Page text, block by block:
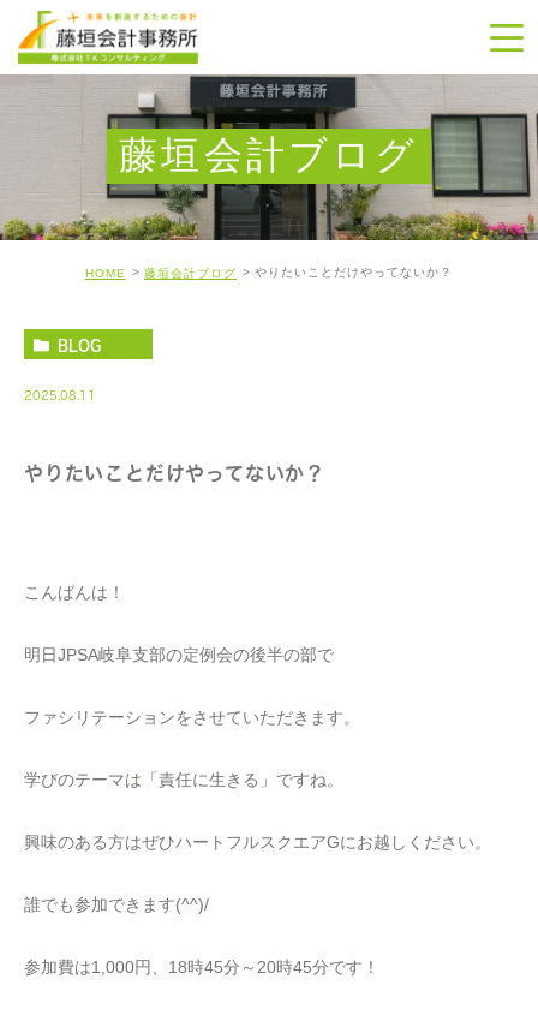
藤垣会計ブログ
HOME 藤垣会計ブログ やりたいことだけやってないか？
BLOG
2025.08.11
やりたいことだけやってないか？
こんばんは！
明日JPSA岐阜支部の定例会の後半の部で
ファシリテーションをさせていただきます。
学びのテーマは「責任に生きる」ですね。
興味のある方はぜひハートフルスクエアGにお越しください。
誰でも参加できます(^^)/
参加費は1,000円、18時45分～20時45分です！